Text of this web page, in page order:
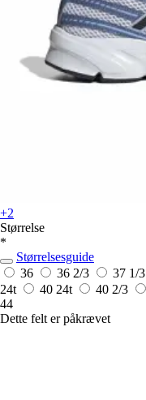
+2
Størrelse
*
Størrelsesguide
36
36 2/3 37 1/3
24t
40 24t 40 2/3
44
Dette felt er påkrævet